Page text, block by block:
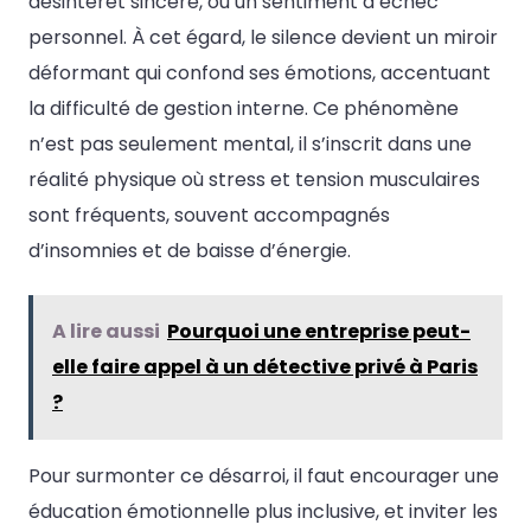
personnel. À cet égard, le silence devient un miroir
déformant qui confond ses émotions, accentuant
la difficulté de gestion interne. Ce phénomène
n’est pas seulement mental, il s’inscrit dans une
réalité physique où stress et tension musculaires
sont fréquents, souvent accompagnés
d’insomnies et de baisse d’énergie.
A lire aussi Pourquoi une entreprise peut-
elle faire appel à un détective privé à Paris
?
Pour surmonter ce désarroi, il faut encourager une
éducation émotionnelle plus inclusive, et inviter les